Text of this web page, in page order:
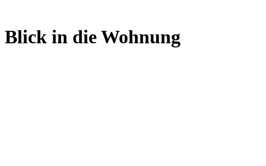
Blick in die Wohnung